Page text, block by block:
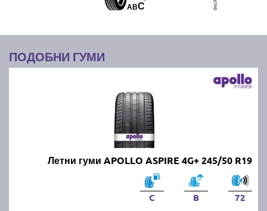
ABC
ПОДОБНИ ГУМИ
Летни гуми APOLLO ASPIRE 4G+ 245/50 R19
C B 72